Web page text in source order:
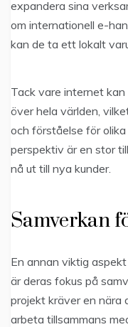
expandera sina
om internationell e-
kan de ta ett lokalt
Tack vare internet
över hela världen,
och förståelse för
perspektiv är en stor
nå ut till nya kunder.
Samverkan
En annan viktig
är deras fokus på
projekt kräver en nära
arbeta tillsammans